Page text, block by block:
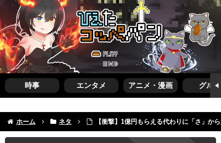
時事 エンタメ アニメ・漫画 グルメ
ホーム ネタ 【衝撃】1億円もらえる代わりに「さ」か